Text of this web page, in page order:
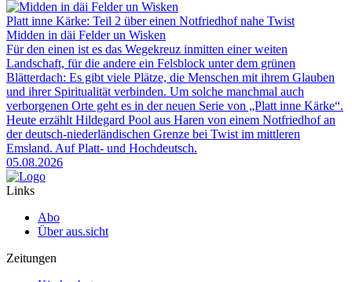
Platt inne Kärke: Teil 2 über einen Notfriedhof nahe Twist
Midden in däi Felder un Wisken
Für den einen ist es das Wegekreuz inmitten einer weiten
Landschaft, für die andere ein Felsblock unter dem grünen
Blätterdach: Es gibt viele Plätze, die Menschen mit ihrem Glauben
und ihrer Spiritualität verbinden. Um solche manchmal auch
verborgenen Orte geht es in der neuen Serie von „Platt inne Kärke“.
Heute erzählt Hildegard Pool aus Haren von einem Notfriedhof an
der deutsch-niederländischen Grenze bei Twist im mittleren
Emsland. Auf Platt- und Hochdeutsch.
05.08.2026
Links
Abo
Über aus.sicht
Zeitungen